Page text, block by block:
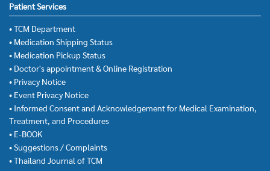
Patient Services
• TCM Department
• Medication Shipping Status
• Medication Pickup Status
• Doctor's appointment & Online Registration
• Privacy Notice
• Event Privacy Notice
• Informed Consent and Acknowledgement for Medical Examination,
Treatment, and Procedures
• E-BOOK
• Suggestions / Complaints
• Thailand Journal of TCM